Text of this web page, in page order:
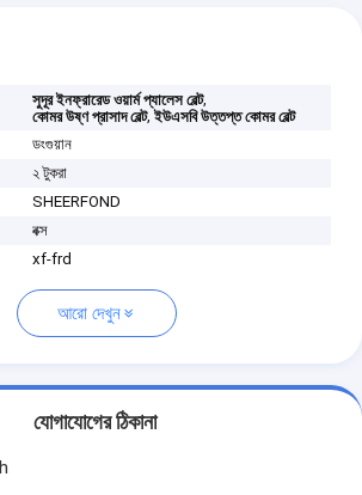
সুদূর ইনফ্রারেড ওয়ার্ম প্যালেস বেল্ট,
কোমর উষ্ণ প্রাসাদ বেল্ট,ইউএসবি উত্তপ্ত কোমর বেল্ট
ডংগুয়ান
২ টুকরা
SHEERFOND
বক্স
xf-frd
আরো দেখুন
যোগাযোগের ঠিকানা